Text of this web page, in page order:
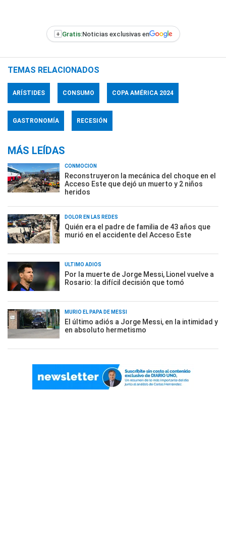
+ Gratis:Noticias exclusivas en
TEMAS RELACIONADOS
ARÍSTIDES CONSUMO COPA AMÉRICA 2024
GASTRONOMÍA RECESIÓN
MÁS LEÍDAS
CONMOCIÓN
Reconstruyeron la mecánica del choque en el
Acceso Este que dejó un muerto y 2 niños
heridos
DOLOR EN LAS REDES
Quién era el padre de familia de 43 años que
murió en el accidente del Acceso Este
ÚLTIMO ADIÓS
Por la muerte de Jorge Messi, Lionel vuelve a
Rosario: la difícil decisión que tomó
MURIÓ EL PAPÁ DE MESSI
El último adiós a Jorge Messi, en la intimidad y
en absoluto hermetismo